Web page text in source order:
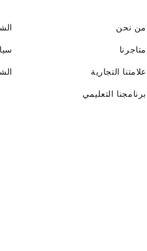
من نحن
متاجرنا
علامتنا التجارية
برنامجنا التعليمي